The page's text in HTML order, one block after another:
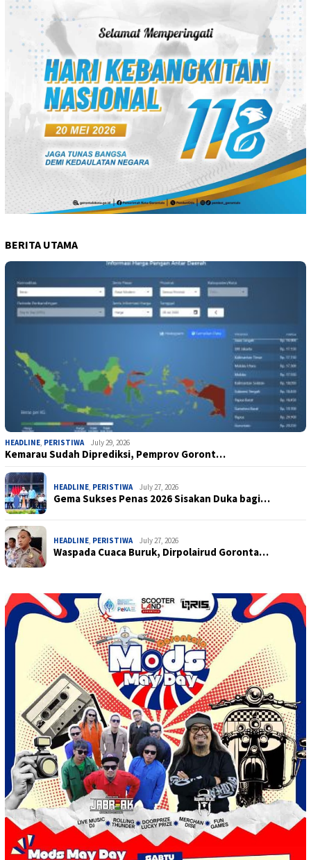
BERITA UTAMA
HEADLINE PERISTIWA July 29, 2026
Kemarau Sudah Diprediksi, Pemprov Goront…
HEADLINE PERISTIWA July 27, 2026
Gema Sukses Penas 2026 Sisakan Duka bagi…
HEADLINE PERISTIWA July 27, 2026
Waspada Cuaca Buruk, Dirpolairud Goronta…